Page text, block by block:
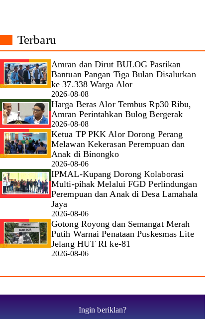
Terbaru
Amran dan Dirut BULOG Pastikan
Bantuan Pangan Tiga Bulan Disalurkan
ke 37.338 Warga Alor
2026-08-08
Harga Beras Alor Tembus Rp30 Ribu,
Amran Perintahkan Bulog Bergerak
2026-08-08
Ketua TP PKK Alor Dorong Perang
Melawan Kekerasan Perempuan dan
Anak di Binongko
2026-08-06
IPMAL-Kupang Dorong Kolaborasi
Multi-pihak Melalui FGD Perlindungan
Perempuan dan Anak di Desa Lamahala
Jaya
2026-08-06
Gotong Royong dan Semangat Merah
Putih Warnai Penataan Puskesmas Lite
Jelang HUT RI ke-81
2026-08-06
Ingin beriklan?